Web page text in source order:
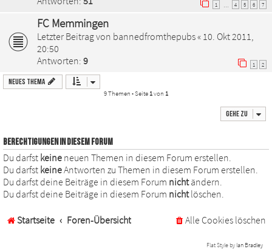
1 4 5 6 7
FC Memmingen
Letzter Beitrag von bannedfromthepubs« 10. Okt 2011,
20:50
Antworten: 9 1 2
Neues Thema
9 Themen • Seite 1von 1
Gehe zu
BERECHTIGUNGEN IN DIESEM FORUM
Du darfst keine neuen Themen in diesem Forum erstellen.
Du darfst keineAntworten zu Themen in diesem Forum erstellen.
Du darfst deine Beiträge in diesem Forum nichtändern.
Du darfst deine Beiträge in diesem Forum nichtlöschen.
Startseite Foren-Übersicht Alle Cookies löschen
Flat Style by Ian Bradley